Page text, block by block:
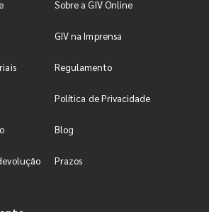
Sobre a GIV Online
GIV na Imprensa
Regulamento
Política de Privacidade
Blog
Prazos